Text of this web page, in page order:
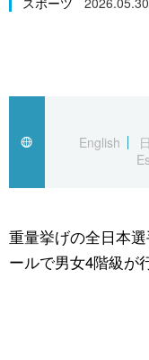
経済・ビジネス
国際
文化
トップ
アーカイブ
In-depth
Japan Data
動画/Live
スポーツ・東京2020
English
重量挙げの全日本
ールで男女4階級が